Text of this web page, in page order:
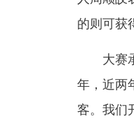
的则可获
大赛
年，近两
客。我们